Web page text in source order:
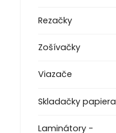
Rezačky
Zošívačky
Viazače
Skladačky papiera
Laminátory -